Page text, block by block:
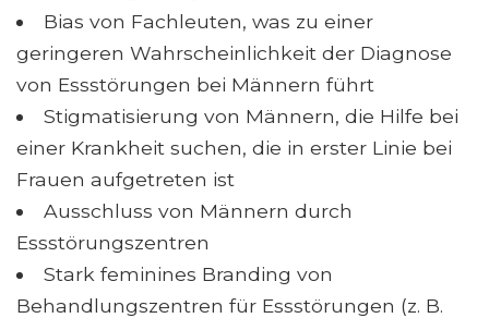
Bias von Fachleuten, was zu einer
geringeren Wahrscheinlichkeit der Diagnose
von Essstörungen bei Männern führt
Stigmatisierung von Männern, die Hilfe bei
einer Krankheit suchen, die in erster Linie bei
Frauen aufgetreten ist
Ausschluss von Männern durch
Essstörungszentren
Stark feminines Branding von
Behandlungszentren für Essstörungen (z. B.